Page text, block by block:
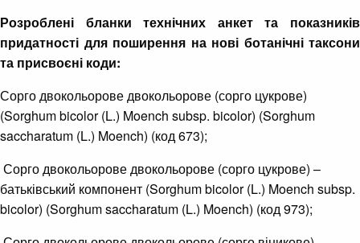
Розроблені бланки технічних анкет та показників
придатності для поширення на нові ботанічні таксони
та присвоєні коди:
Сорго двокольорове двокольорове (сорго цукрове)
(Sorghum bicolor (L.) Moench subsp. bicolor) (Sorghum
saccharatum (L.) Moench) (код 673);
Сорго двокольорове двокольорове (сорго цукрове) –
батьківський компонент (Sorghum bicolor (L.) Moench subsp.
bicolor) (Sorghum saccharatum (L.) Moench) (код 973);